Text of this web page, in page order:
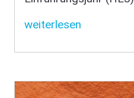
weiterlesen